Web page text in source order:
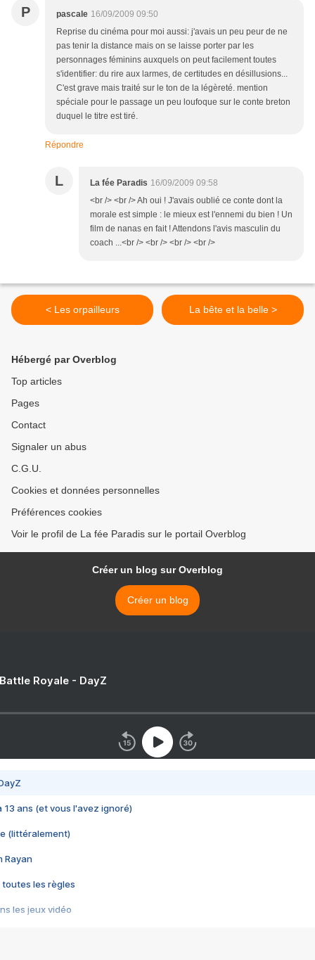
P pascale 16/09/2009 09:50
Reprise du cinéma pour moi aussi: j'avais un peu peur de ne
pas tenir la distance mais on se laisse porter par les
personnages féminins auxquels on peut facilement toutes
s'identifier: du rire aux larmes, de certitudes en désillusions...
C'est grave mais traité sur le ton de la légèreté. mention
spéciale pour le passage un peu loufoque sur le conte breton
duquel le titre est tiré.
Répondre
L La fée Paradis 16/09/2009 09:58
<br /> <br /> Ah oui ! J'avais oublié ce conte dont la
morale est simple : le mieux est l'ennemi du bien ! Un
film de nanas en fait ! Attendons l'avis masculin du
coach ...<br /> <br /> <br /> <br />
< Les orpailleurs La bête et la belle >
Hébergé par Overblog
Top articles
Pages
Contact
Signaler un abus
C.G.U.
Cookies et données personnelles
Préférences cookies
Voir le profil de La fée Paradis sur le portail Overblog
Créer un blog sur Overblog
Créer un blog
Royale - DayZ
13 ans (et vous l'avez ignoré)
(littéralement)
Rayan
toutes les règles
les jeux vidéo